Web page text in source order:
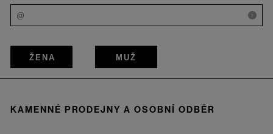
i
ŽENA MUŽ
KAMENNÉ PRODEJNY A OSOBNÍ ODBĚR